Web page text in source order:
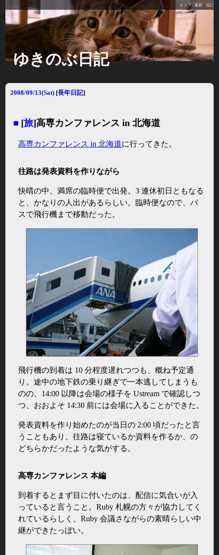
トップ 最新 追記
ゆきのぶ日記
2008/09/13(Sat) [長年日記]
■ [旅]高専カンファレンス in 北海道
高専カンファレンス in 北海道に行ってきた。
往路は発表資料を作りながら
快晴の中、満席の臨時便で出発。3 連休初日ともなる
と、かなりの人出があるらしい。臨時便なので、バ
スで飛行機まで移動だった。
飛行機の到着は 10 分程度遅れつつも、概ね予定通
り。途中の地下鉄の乗り継ぎで一本逃してしまうも
のの、14:00 以降は会場の様子を Ustream で確認しつ
つ、おおよそ 14:30 前には会場に入ることができた。
発表資料を作り始めたのが当日の 2:00 頃だったと言
うこともあり、往路は寝ているか資料を作るか、の
どちらかだったような気がする。
高専カンファレンス 本編
到着するとまず目に付いたのは、配信に気合いが入
っていると言うこと。Ruby 札幌の方々が協力してく
れているらしく、Ruby 会議さながらの素晴らしい中
継ができたっぽい。